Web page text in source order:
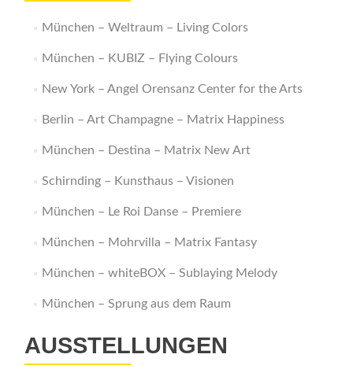
München – Weltraum – Living Colors
München – KUBIZ – Flying Colours
New York – Angel Orensanz Center for the Arts
Berlin – Art Champagne – Matrix Happiness
München – Destina – Matrix New Art
Schirnding – Kunsthaus – Visionen
München – Le Roi Danse – Premiere
München – Mohrvilla – Matrix Fantasy
München – whiteBOX – Sublaying Melody
München – Sprung aus dem Raum
AUSSTELLUNGEN